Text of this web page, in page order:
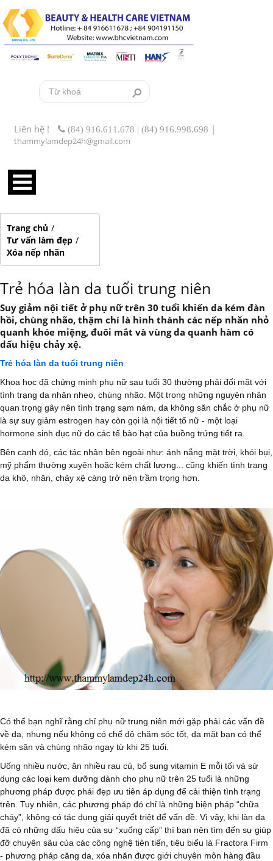
Liên hệ ! (84) 916.611.678 | (84) 916.998.698 |
thammylamdep24h@gmail.com
Trang chủ /
Tư vấn làm đẹp /
Xóa nếp nhăn
Trẻ hóa làn da tuổi trung niên
Suy giảm nội tiết ở phụ nữ trên 30 tuổi khiến da kém đàn
hồi, chùng nhão, thậm chí là hình thành các nếp nhăn nhỏ
quanh khóe miệng, đuôi mắt và vùng da quanh hàm có
dấu hiệu chảy xệ.
Trẻ hóa làn da tuổi trung niên
Khoa học đã chứng minh phụ nữ sau tuổi 30 thường phải đối mặt với
tình trạng da nhăn nheo, chùng nhão. Một trong những nguyên nhân
quan trọng gây nên tình trạng sạm nám, da không săn chắc ở phụ nữ
là sự suy giảm estrogen hay còn gọi là nội tiết tố nữ - một loại
hormone sinh dục nữ do các tế bào hạt của buồng trứng tiết ra.
Bên cạnh đó, các tác nhân bên ngoài như: ánh nắng mặt trời, khói bụi,
mỹ phẩm thường xuyên hoặc kém chất lượng... cũng khiến tình trạng
da khô, nhăn, chảy xệ càng trở nên trầm trọng hơn.
Có thể bạn nghĩ rằng chỉ phụ nữ trung niên mới gặp phải các vấn đề
về da, nhưng nếu không có chế độ chăm sóc tốt, da mặt bạn có thể
kém săn và chùng nhão ngay từ khi 25 tuổi.
Uống nhiều nước, ăn nhiều rau củ, bổ sung vitamin E mỗi tối và sử
dụng các loại kem dưỡng dành cho phụ nữ trên 25 tuổi là những
phương pháp được phái đẹp ưu tiên áp dụng để cải thiện tình trạng
trên. Tuy nhiên, các phương pháp đó chỉ là những biện pháp “chữa
cháy”, không có tác dụng giải quyết triệt để vấn đề. Vì vậy, khi làn da
đã có những dấu hiệu của sự “xuống cấp” thì bạn nên tìm đến sự giúp
đỡ chuyên sâu của các công nghệ tiên tiến, tiêu biểu là Fractora Firm
- phương pháp căng da, xóa nhăn được giới chuyên môn hàng đầu